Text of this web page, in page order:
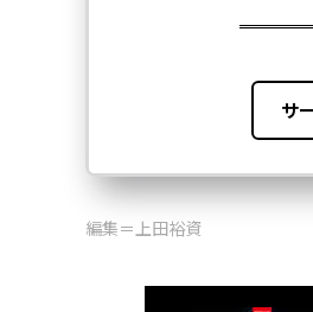
編集＝上田裕資